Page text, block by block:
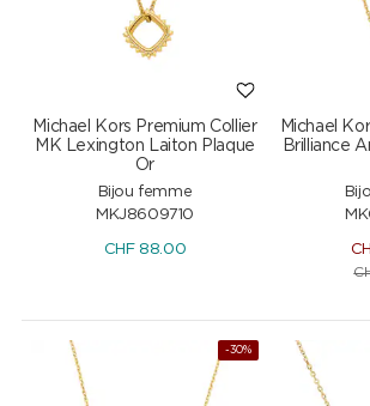
Michael Kors Premium Collier
MK Lexington Laiton Plaque
Or
Bijou femme
MKJ8609710
CHF88.00
Michael
Brilliance
-30%